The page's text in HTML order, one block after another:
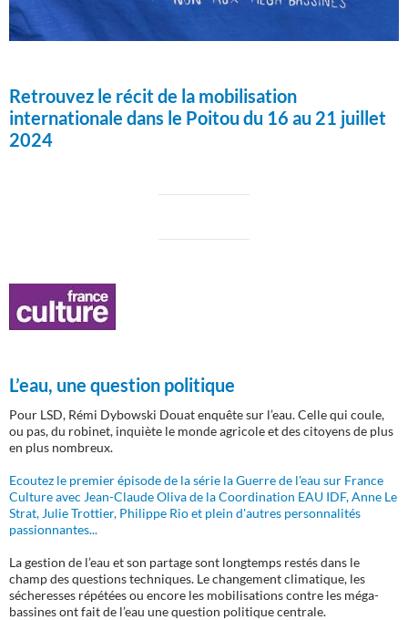
Retrouvez le récit de la mobilisation
internationale dans le Poitou du 16 au 21 juillet
2024
L’eau, une question politique
Pour LSD, Rémi Dybowski Douat enquête sur l’eau. Celle qui coule,
ou pas, du robinet, inquiète le monde agricole et des citoyens de plus
en plus nombreux.
Ecoutez le premier épisode de la série la Guerre de l'eau sur France
Culture avec Jean-Claude Oliva de la Coordination EAU IDF, Anne Le
Strat, Julie Trottier, Philippe Rio et plein d'autres personnalités
passionnantes...
La gestion de l’eau et son partage sont longtemps restés dans le
champ des questions techniques. Le changement climatique, les
sécheresses répétées ou encore les mobilisations contre les méga-
bassines ont fait de l’eau une question politique centrale.